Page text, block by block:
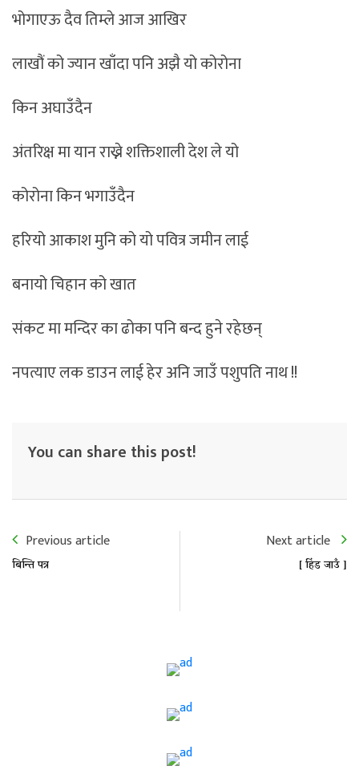
भोगाएऊ दैव तिम्ले आज आखिर
लाखौं को ज्यान खाँदा पनि अझै यो कोरोना
किन अघाउँदैन
अंतरिक्ष मा यान राख्ने शक्तिशाली देश ले यो
कोरोना किन भगाउँदैन
हरियो आकाश मुनि को यो पवित्र जमीन लाई
बनायो चिहान को खात
संकट मा मन्दिर का ढोका पनि बन्द हुने रहेछन्
नपत्याए लक डाउन लाई हेर अनि जाउँ पशुपति नाथ !!
You can share this post!
Previous article
बिन्ति पत्र
Next article
[ हिंड जाउँ ]